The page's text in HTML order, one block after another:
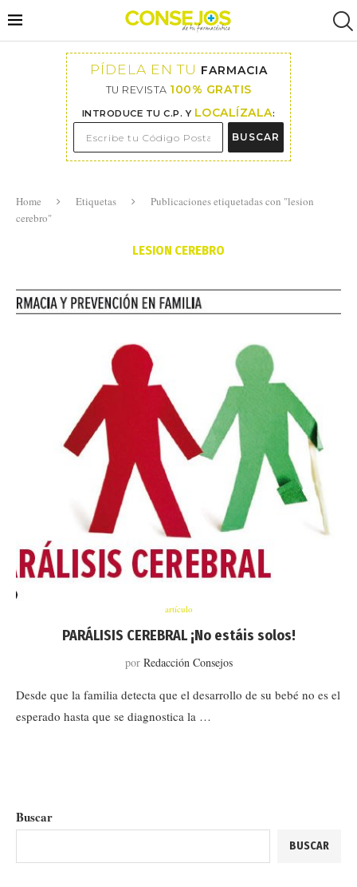
PÍDELA EN TU FARMACIA
TU REVISTA 100% GRATIS
INTRODUCE TU C.P. Y LOCALÍZALA:
BUSCAR
Home Etiquetas
Publicaciones etiquetadas con "lesion
cerebro"
LESION CEREBRO
artículo
PARÁLISIS CEREBRAL ¡No estáis solos!
por Redacción Consejos
Desde que la familia detecta que el desarrollo de su bebé no es el
esperado hasta que se diagnostica la …
Buscar
BUSCAR